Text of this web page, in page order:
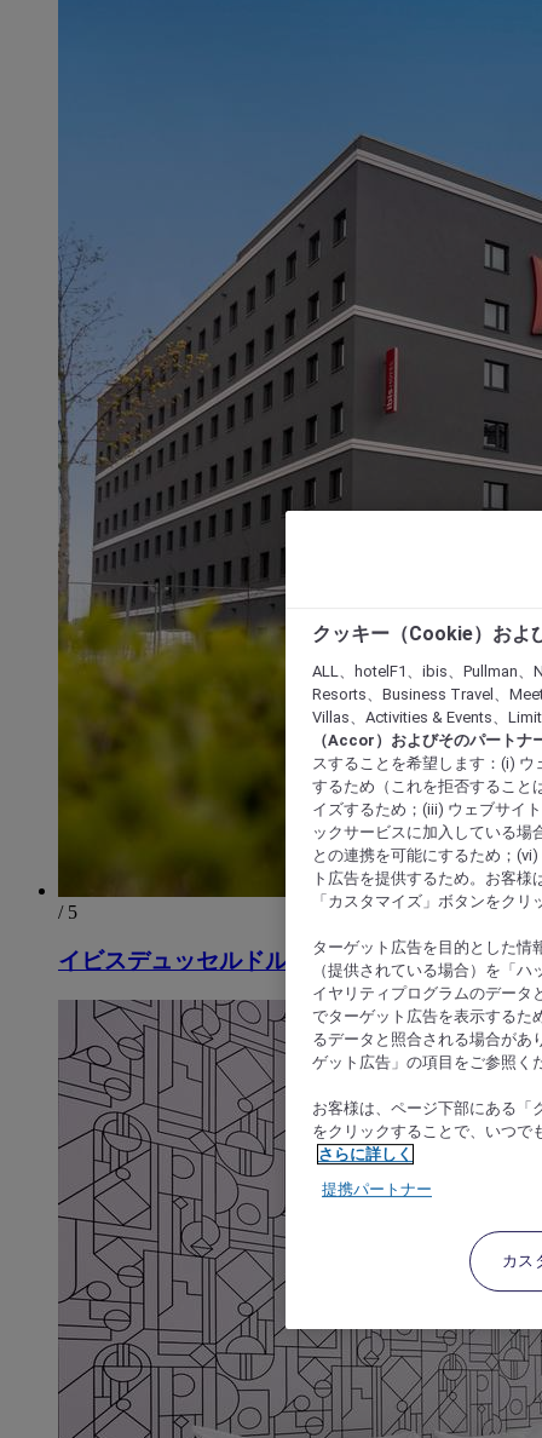
/ 5
イビスデュッセルドルフエアポート
クッキー（Cookie）およ
ALL、hotelF1、ibis、Pullman
Resorts、Business Travel、
Villas、Activities & Events、
（Accor）およびそのパートナ
スすることを希望します：(i)
するため（これを拒否すること
イズするため；(iii) ウェブサイ
ックサービスに加入している場
との連携を可能にするため；
ト広告を提供するため。お客
「カスタマイズ」ボタンをク
ターゲット広告を目的とした情
（提供されている場合）を「
イヤリティプログラムのデータ
でターゲット広告を表示するた
るデータと照合される場合があ
ゲット広告」の項目をご参照く
お客様は、ページ下部にある「
をクリックすることで、いつで
さらに詳しく
提携パートナー
カス